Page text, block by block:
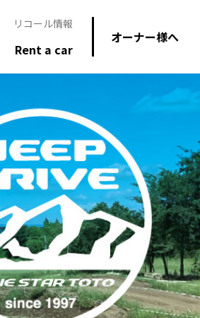
Rent a car
オーナー様へ
リコール情報